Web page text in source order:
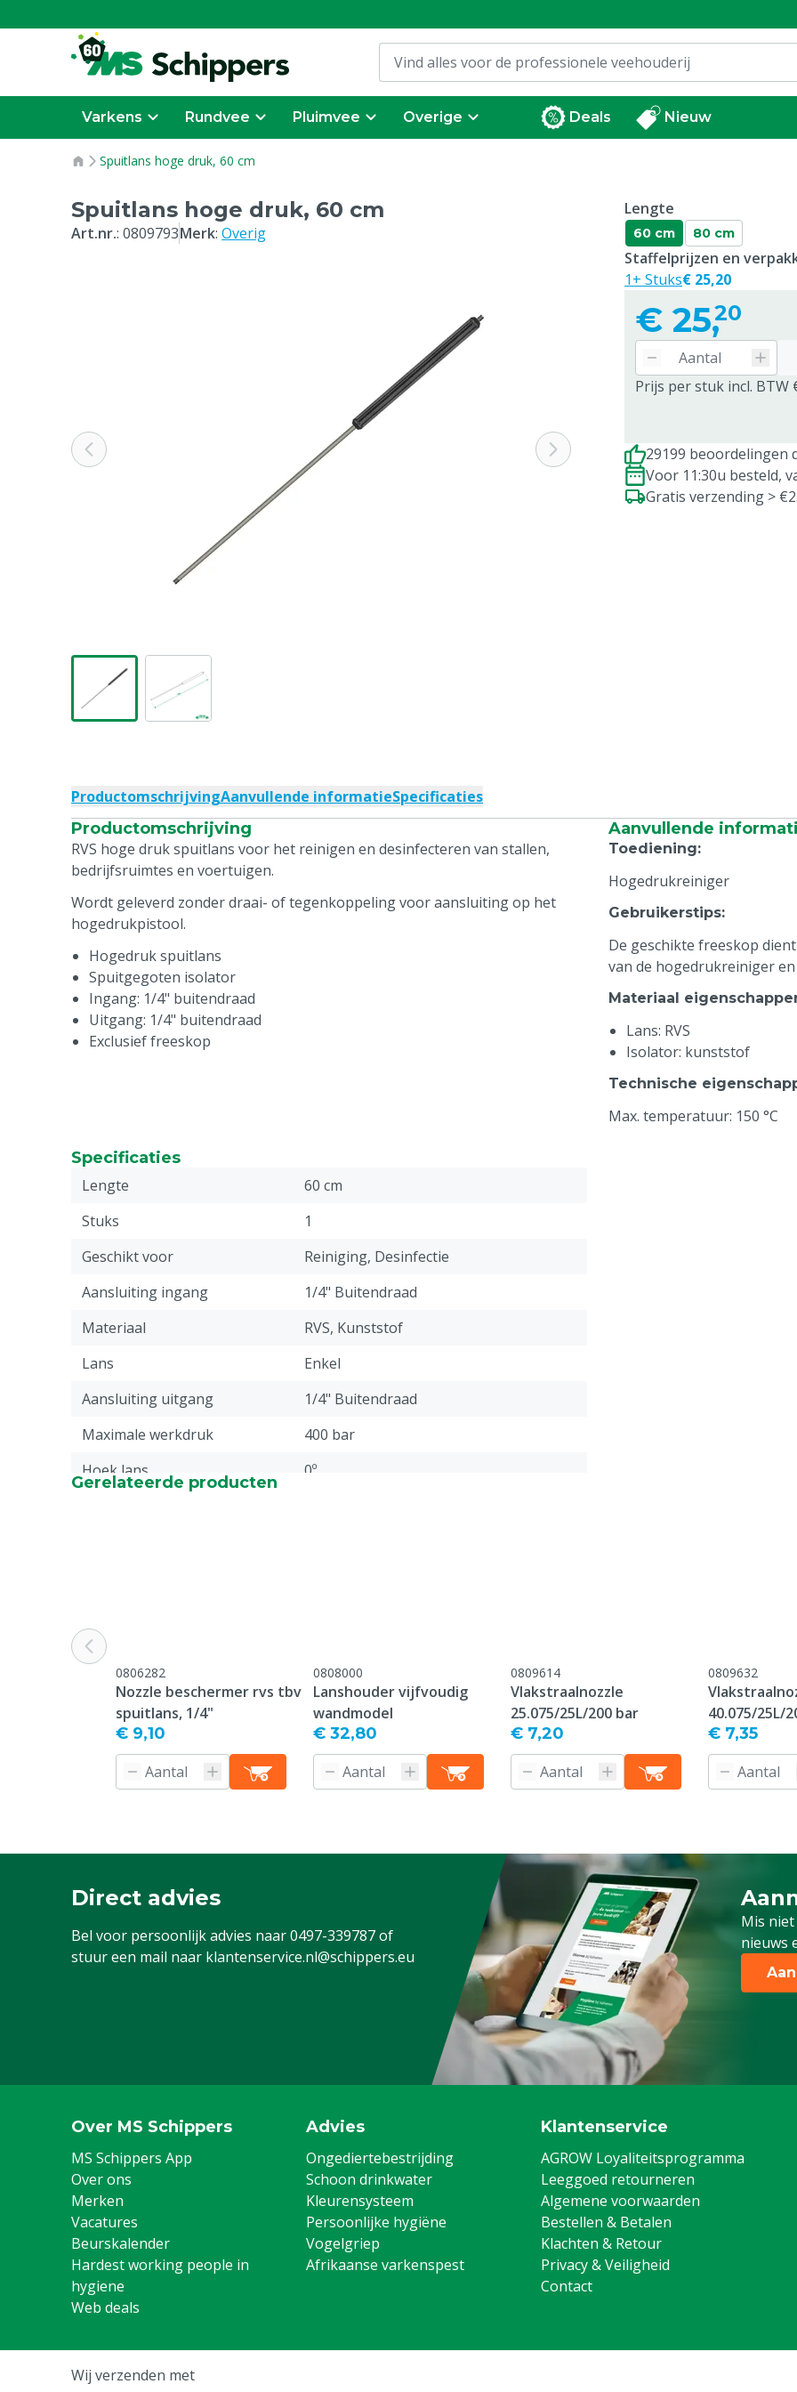
Varkens Rundvee Pluimvee Overige Deals Nieuw
Spuitlans hoge druk, 60 cm
Spuitlans hoge druk, 60 cm
Art.nr.: 0809793Merk: Overig
Lengte
60 cm 80 cm
€ 25,20
Prijs per stuk incl. BTW
Staffelprijzen en
1+ Stuks€ 25,20
29199 beoordelingen
Voor 11:30u besteld,
Gratis verzending >
ProductomschrijvingAanvullende informatieSpecificaties
Productomschrijving
RVS hoge druk spuitlans voor het reinigen en desinfecteren van stallen,
bedrijfsruimtes en voertuigen.
Wordt geleverd zonder draai- of tegenkoppeling voor aansluiting op het
hogedrukpistool.
Hogedruk spuitlans
Spuitgegoten isolator
Ingang: 1/4" buitendraad
Uitgang: 1/4" buitendraad
Exclusief freeskop
Aanvullende
Toediening:
Hogedrukreiniger
Gebruikerstips:
De geschikte freeskop
van de hogedrukreiniger
Materiaal
Lans: RVS
Isolator: kunststof
Technische
Max. temperatuur: 150 °C
Specificaties
Lengte
60 cm
Stuks
1
Geschikt voor
Reiniging, Desinfectie
Aansluiting ingang
1/4" Buitendraad
Materiaal
RVS, Kunststof
Lans
Enkel
Aansluiting uitgang
1/4" Buitendraad
Maximale werkdruk
400 bar
Hoek lans
0º
Druk
Diergroep
Geiten, Overig
Gerelateerde producten
0806282
Nozzle beschermer rvs tbv
spuitlans, 1/4"
€ 9,10
0808000
Lanshouder vijfvoudig
wandmodel
€ 32,80
0809614
Vlakstraalnozzle
25.075/25L/200 bar
€ 7,20
0809632
40.075/25L/
€ 7,35
Direct advies
Bel voor persoonlijk advies naar0497-339787of
stuur een mail naar klantenservice.nl@schippers.eu
Mis
nieuws
Schrijf
Over MS Schippers
MS Schippers App
Over ons
Merken
Vacatures
Beurskalender
Hardest working people in
hygiene
Web deals
Advies
Ongediertebestrijding
Schoon drinkwater
Kleurensysteem
Persoonlijke hygiëne
Vogelgriep
Afrikaanse varkenspest
Klantenservice
AGROW Loyaliteitsprogramma
Leeggoed retourneren
Algemene voorwaarden
Bestellen & Betalen
Klachten & Retour
Privacy & Veiligheid
Contact
Wij verzenden met